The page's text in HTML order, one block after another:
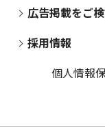
広告掲載をご
採用情報
個人情報